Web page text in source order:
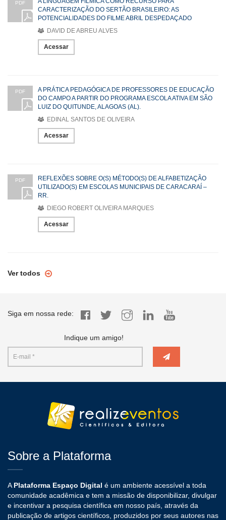
PDF
CARACTERIZAÇÃO DO SERTÃO BRASILEIRO: AS
POTENCIALIDADES DO FILME ABRIL DESPEDAÇADO
DAVID DE ABREU ALVES
Acessar
PDF
A PRÁTICA PEDAGÓGICA DE PROFESSORES DE EDUCAÇÃO
DO CAMPO A PARTIR DO PROGRAMA ESCOLA ATIVA EM SÃO
LUIZ DO QUITUNDE, ALAGOAS (AL).
EDINAL SANTOS DE OLIVEIRA
Acessar
PDF
REFLEXÕES SOBRE O(S) MÉTODO(S) DE ALFABETIZAÇÃO
UTILIZADO(S) EM ESCOLAS MUNICIPAIS DE CARACARAÍ –
RR.
DIEGO ROBERT OLIVEIRA MARQUES
Acessar
Ver todos
Siga em nossa rede:
Indique um amigo!
Sobre a Plataforma
A Plataforma Espaço Digital é um ambiente acessível a toda
comunidade acadêmica e tem a missão de disponibilizar, divulgar
e incentivar a pesquisa científica em nosso país, através da
publicação de artigos científicos, produzidos por seus autores nas